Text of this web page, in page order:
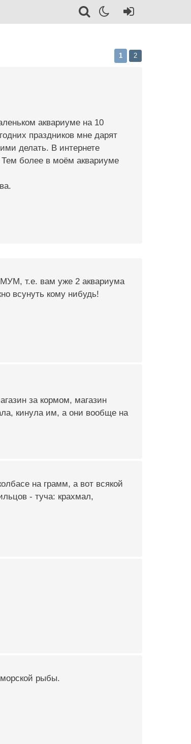
1 2
аквариуме на 10
праздников мне дарят
делать. В интернете
более в моём аквариуме
т.е. вам уже 2 аквариума
всунуть кому нибудь!
за кормом, магазин
кинула им, а они вообще на
на грамм, а вот всякой
- туча: крахмал,
рыбы.